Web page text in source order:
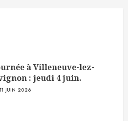
à Villeneuve-lez-
: jeudi 4 juin.
11 JUIN 2026